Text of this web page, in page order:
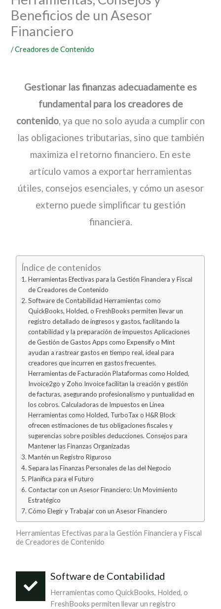
Beneficios de un Asesor
Financiero
/Creadores de Contenido
Gestionar las finanzas adecuadamente es
fundamental para los creadores de
contenido, ya que no solo ayuda a cumplir con
las obligaciones tributarias, sino que también
maximiza el retorno financiero. En este
artículo vamos a exportar herramientas
útiles, consejos esenciales, y cómo un asesor
externo puede simplificar tu gestión
financiera.
Índice de contenidos
Herramientas Efectivas para la Gestión Financiera y Fiscal
de Creadores de Contenido
Software de Contabilidad Herramientas como
QuickBooks, Holded, o FreshBooks permiten llevar un
registro detallado de ingresos y gastos, facilitando la
contabilidad y la preparación de impuestos Aplicaciones
de Gestión de Gastos Apps como Expensify o Mint
ayudan a rastrear gastos en tiempo real, ideal para
creadores que incurren en gastos frecuentes.
Herramientas de Facturación Plataformas como Holded,
Invoice2go y Zoho Invoice facilitan la creación y gestión
de facturas, asegurando profesionalismo y puntualidad en
los cobros. Calculadoras de Impuestos en Línea
Herramientas como Holded, TurboTax o H&R Block
ofrecen estimaciones de tus obligaciones fiscales y
sugerencias sobre posibles deducciones. Consejos para
Mantener las Finanzas Organizadas
Mantén un Registro Riguroso
Separa las Finanzas Personales de las del Negocio
Planifica para el Futuro
Contactar con un Asesor Financiero: Un Movimiento
Estratégico
Cómo Elegir y Trabajar con un Asesor Financiero
Herramientas Efectivas para la Gestión Financiera y Fiscal
de Creadores de Contenido
Software de Contabilidad
Herramientas como QuickBooks, Holded, o
FreshBooks permiten llevar un registro